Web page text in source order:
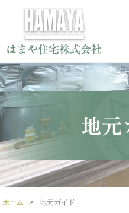
ホーム > 地元ガイド